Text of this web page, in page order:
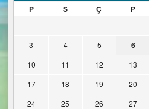
P
S Ç P
3
4 5 6
10
11 12 13
17
18 19 20
24
25 26 27